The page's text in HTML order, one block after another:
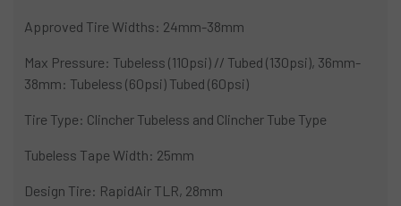
Approved Tire Widths: 24mm-38mm
Max Pressure: Tubeless (110psi) // Tubed (130psi), 36mm-
38mm: Tubeless (60psi) Tubed (60psi)
Tire Type: Clincher Tubeless and Clincher Tube Type
Tubeless Tape Width: 25mm
Design Tire: RapidAir TLR, 28mm